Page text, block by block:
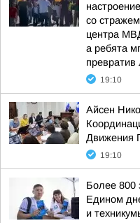
со
центра
а ребята
превратив
19:10
Айсен
Движения
19:10
Более 800
Едином
и